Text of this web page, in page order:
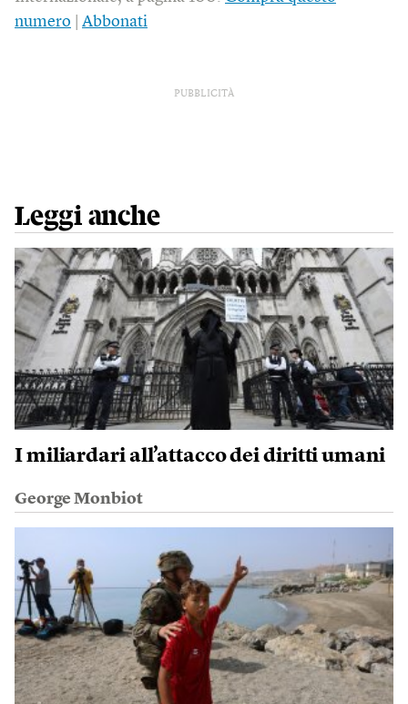
numero
Abbonati
PUBBLICITÀ
Leggi anche
I miliardari all’attacco dei diritti umani
George Monbiot